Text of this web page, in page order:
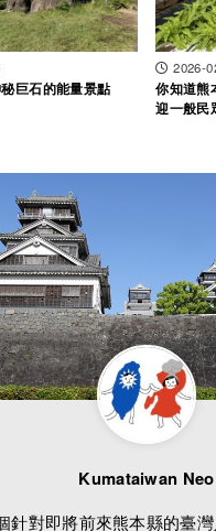
巨石的能量景點
2026-
你知道熊
迎一般民
Kumataiwan Neo
針對即將前來熊本縣的臺